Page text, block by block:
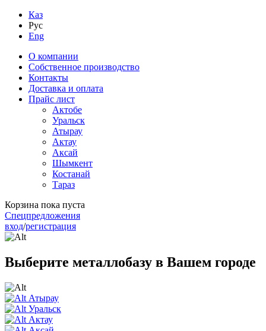
Каз
Рус
Eng
О компании
Собственное производство
Контакты
Доставка и оплата
Прайс лист
Актобе
Уральск
Атырау
Актау
Аксай
Шымкент
Костанай
Тараз
Корзина пока пуста
Спецпредложения
вход/регистрация
Выберите металлобазу в Вашем городе
Атырау
Уральск
Актау